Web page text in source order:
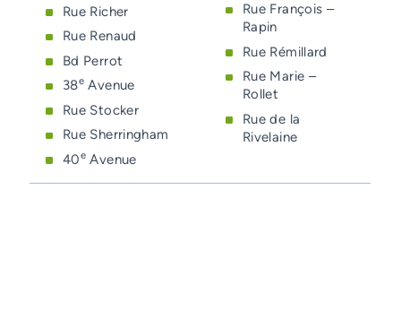
Rue Richer
Rue Renaud
Bd Perrot
38e Avenue
Rue Stocker
Rue Sherringham
40e Avenue
Rue François –
Rapin
Rue Rémillard
Rue Marie –
Rollet
Rue de la
Rivelaine